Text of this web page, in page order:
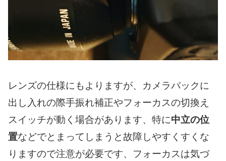
レンズの仕様にもよりますが、カメラバックに
出し入れの際手振れ補正やフォーカスの切換え
スイッチが動く場合があります、特に中立の位
置などでとまってしまうと故障しやすくすくな
りますので注意が必要です、フォーカスは気づ